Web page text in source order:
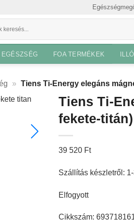
FOA TERMÉKEK
» Tiens Ti-Energy elegáns
Tiens Ti-
fekete-
39 520 Ft
Szállítás készletről:
Elfogyott
Cikkszám: